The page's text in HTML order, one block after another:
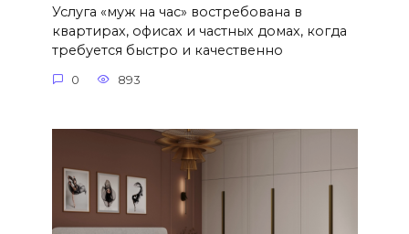
Услуга «муж на час» востребована в
квартирах, офисах и частных домах, когда
требуется быстро и качественно
0 893